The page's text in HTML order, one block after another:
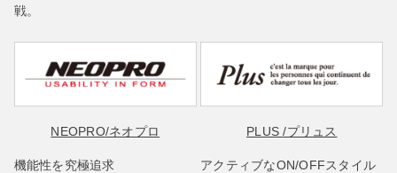
戦。
NEOPRO/ネオプロ
機能性を究極追求
PLUS/プリュス
アクティブなON/OFFスタイル